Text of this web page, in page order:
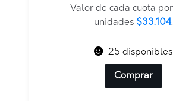
Valor de cada cuota
unidades $33.104.
25 disponibles
Comprar